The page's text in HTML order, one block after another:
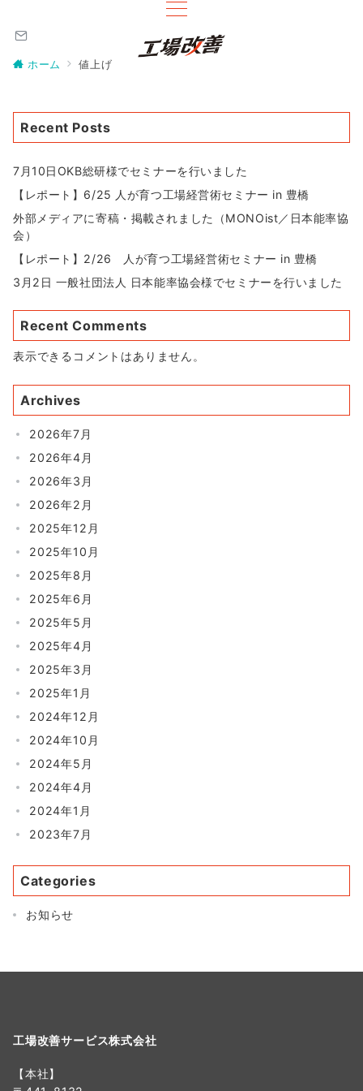
ホーム 値上げ
Recent Posts
7月10日OKB総研様でセミナーを行いました
【レポート】6/25 人が育つ工場経営術セミナー in 豊橋
外部メディアに寄稿・掲載されました（MONOist／日本能率協
会）
【レポート】2/26 人が育つ工場経営術セミナー in 豊橋
3月2日 一般社団法人 日本能率協会様でセミナーを行いました
Recent Comments
表示できるコメントはありません。
Archives
2026年7月
2026年4月
2026年3月
2026年2月
2025年12月
2025年10月
2025年8月
2025年6月
2025年5月
2025年4月
2025年3月
2025年1月
2024年12月
2024年10月
2024年5月
2024年4月
2024年1月
2023年7月
Categories
お知らせ
工場改善サービス株式会社
【本社】